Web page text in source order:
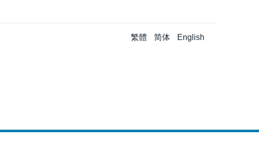
繁體 简体 English